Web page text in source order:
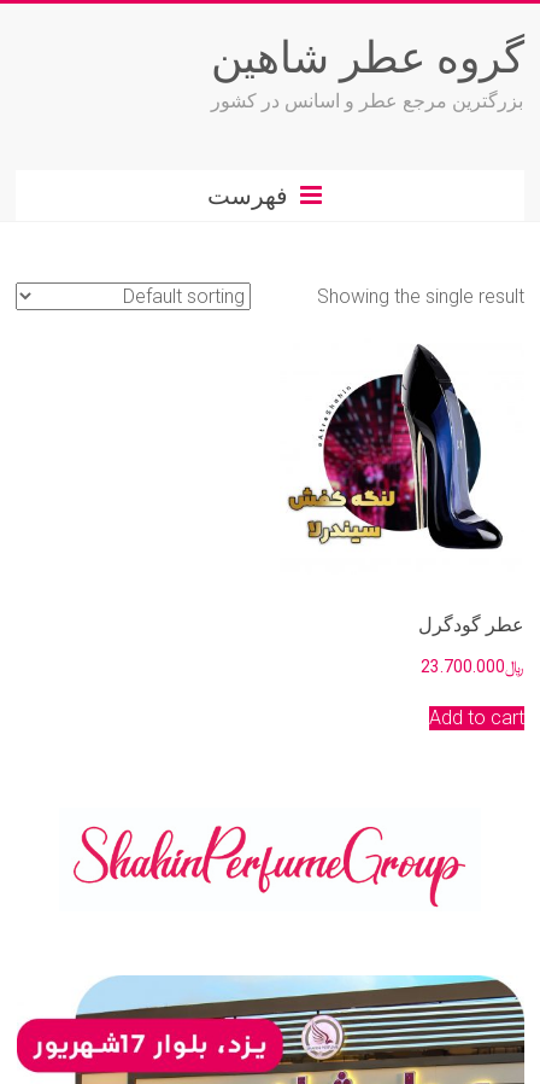
محتوا
گروه عطر شاهین
بزرگترین مرجع عطر و اسانس در کشور
فهرست
Showing the single result
عطر گودگرل
﷼23.700.000
Add to cart